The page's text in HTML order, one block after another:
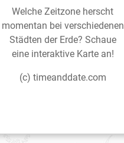
Welche Zeitzone herscht
momentan bei verschiedenen
Städten der Erde? Schaue
eine interaktive Karte an!
(c) timeanddate.com